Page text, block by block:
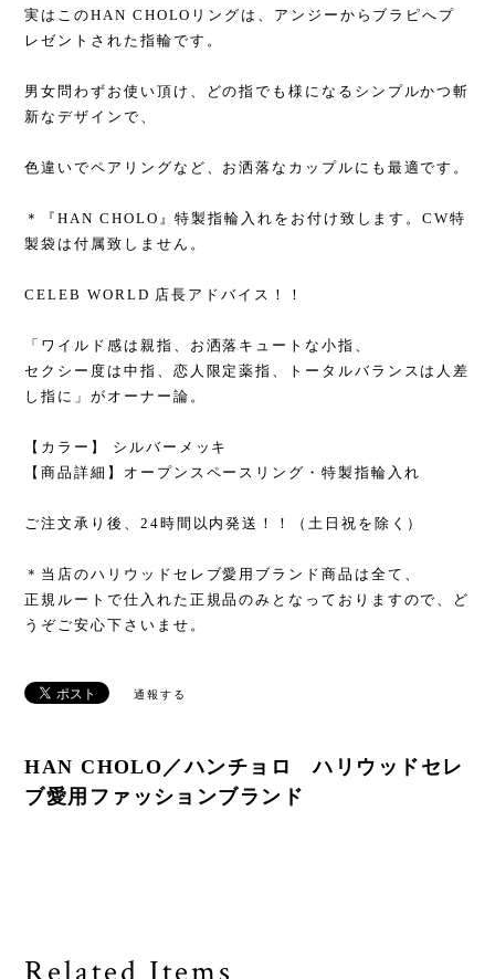
実はこのHAN CHOLOリングは、アンジーからブラピへプ
レゼントされた指輪です。
男女問わずお使い頂け、どの指でも様になるシンプルかつ斬
新なデザインで、
色違いでペアリングなど、お洒落なカップルにも最適です。
＊『HAN CHOLO』特製指輪入れをお付け致します。CW特
製袋は付属致しません。
CELEB WORLD 店長アドバイス！！
「ワイルド感は親指、お洒落キュートな小指、
セクシー度は中指、恋人限定薬指、トータルバランスは人差
し指に」がオーナー論。
【カラー】 シルバーメッキ
【商品詳細】オープンスペースリング・特製指輪入れ
ご注文承り後、24時間以内発送！！（土日祝を除く）
＊当店のハリウッドセレブ愛用ブランド商品は全て、
正規ルートで仕入れた正規品のみとなっておりますので、ど
うぞご安心下さいませ。
通報する
HAN CHOLO／ハンチョロ ハリウッドセレ
ブ愛用ファッションブランド